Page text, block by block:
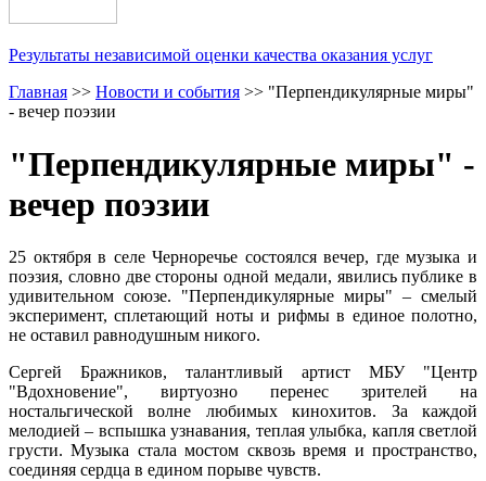
Результаты независимой оценки качества оказания услуг
Главная >> Новости и события >> "Перпендикулярные миры"
- вечер поэзии
"Перпендикулярные миры" -
вечер поэзии
25 октября в селе Черноречье состоялся вечер, где музыка и
поэзия, словно две стороны одной медали, явились публике в
удивительном союзе. "Перпендикулярные миры" – смелый
эксперимент, сплетающий ноты и рифмы в единое полотно,
не оставил равнодушным никого.
Сергей Бражников, талантливый артист МБУ "Центр
"Вдохновение", виртуозно перенес зрителей на
ностальгической волне любимых кинохитов. За каждой
мелодией – вспышка узнавания, теплая улыбка, капля светлой
грусти. Музыка стала мостом сквозь время и пространство,
соединяя сердца в едином порыве чувств.